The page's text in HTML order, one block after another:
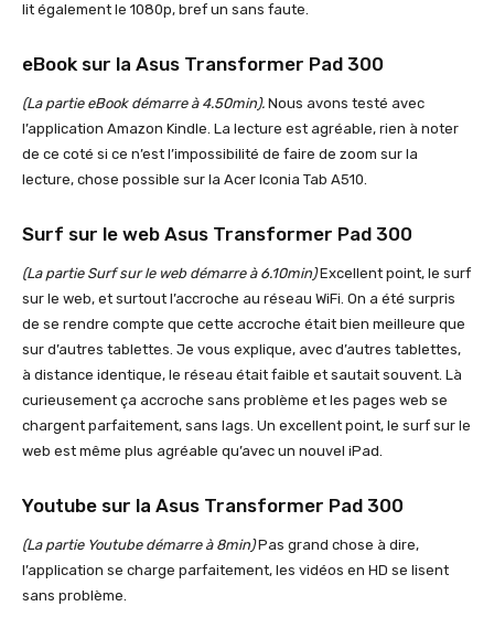
lit également le 1080p, bref un sans faute.
eBook sur la Asus Transformer Pad 300
(La partie eBook démarre à 4.50min). Nous avons testé avec
l’application Amazon Kindle. La lecture est agréable, rien à noter
de ce coté si ce n’est l’impossibilité de faire de zoom sur la
lecture, chose possible sur la Acer Iconia Tab A510.
Surf sur le web Asus Transformer Pad 300
(La partie Surf sur le web démarre à 6.10min)Excellent point, le surf
sur le web, et surtout l’accroche au réseau WiFi. On a été surpris
de se rendre compte que cette accroche était bien meilleure que
sur d’autres tablettes. Je vous explique, avec d’autres tablettes,
à distance identique, le réseau était faible et sautait souvent. Là
curieusement ça accroche sans problème et les pages web se
chargent parfaitement, sans lags. Un excellent point, le surf sur le
web est même plus agréable qu’avec un nouvel iPad.
Youtube sur la Asus Transformer Pad 300
(La partie Youtube démarre à 8min)Pas grand chose à dire,
l’application se charge parfaitement, les vidéos en HD se lisent
sans problème.